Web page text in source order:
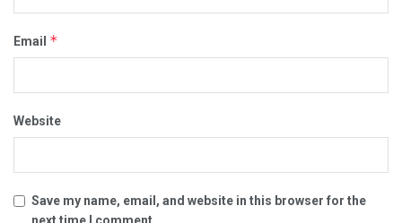
Email *
Website
Save my name, email, and website in this browser for the